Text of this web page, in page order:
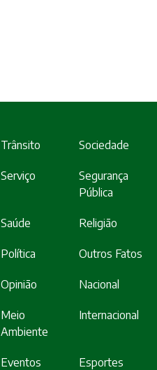
Trânsito Sociedade
Serviço
Segurança
Pública
Saúde Religião
Política Outros Fatos
Opinião Nacional
Meio
Ambiente
Internacional
Eventos Esportes